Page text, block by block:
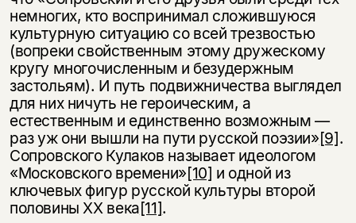
немногих, кто воспринимал сложившуюся
культурную ситуацию со всей трезвостью
(вопреки свойственным этому дружескому
кругу многочисленным и безудержным
застольям). И путь подвижничества выглядел
для них ничуть не героическим, а
естественным и единственно возможным —
раз уж они вышли на пути русской поэзии»[9].
Сопровского Кулаков называет идеологом
«Московского времени»[10] и одной из
ключевых фигур русской культуры второй
половины ХХ века[11].